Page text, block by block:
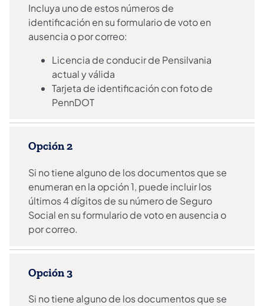
Incluya uno de estos números de
identificación en su formulario de voto en
ausencia o por correo:
Licencia de conducir de Pensilvania
actual y válida
Tarjeta de identificación con foto de
PennDOT
Opción 2
Si no tiene alguno de los documentos que se
enumeran en la opción 1, puede incluir los
últimos 4 dígitos de su número de Seguro
Social en su formulario de voto en ausencia o
por correo.
Opción 3
Si no tiene alguno de los documentos que se